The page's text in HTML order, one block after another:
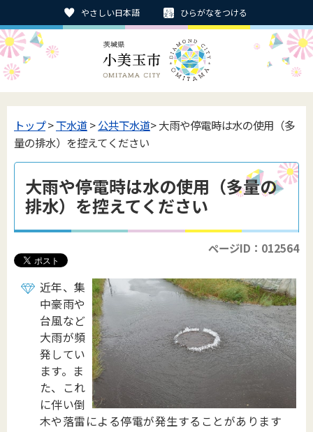
やさしい日本語 ひらがなをつける
トップ>下水道>公共下水道> 大雨や停電時は水の使用（多
量の排水）を控えてください
大雨や停電時は水の使用（多量の
排水）を控えてください
ページID：012564
近年、集
中豪雨や
台風など
大雨が頻
発してい
ます。ま
た、これ
に伴い倒
木や落雷による停電が発生することがあります